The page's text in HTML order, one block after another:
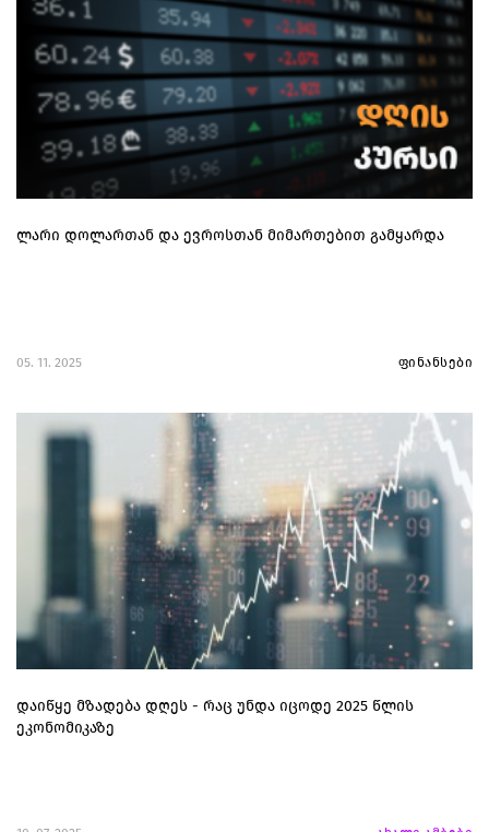
ლარი დოლართან და ევროსთან მიმართებით გამყარდა
05. 11. 2025 ფინანსები
დაიწყე მზადება დღეს - რაც უნდა იცოდე 2025 წლის
ეკონომიკაზე